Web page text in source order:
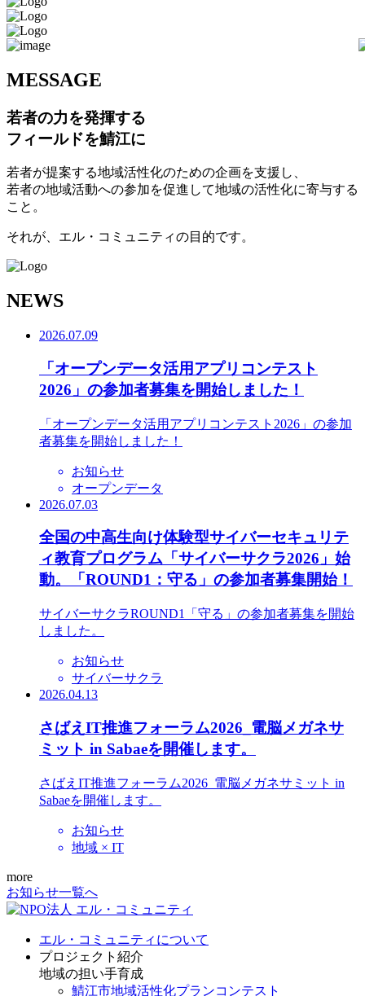
MESSAGE
若者の力を発揮する
フィールドを鯖江に
若者が提案する地域活性化のための企画を支援し、
若者の地域活動への参加を促進して地域の活性化に寄与する
こと。
それが、エル・コミュニティの目的です。
NEWS
2026.07.09
「オープンデータ活用アプリコンテスト
2026」の参加者募集を開始しました！
「オープンデータ活用アプリコンテスト2026」の参加
者募集を開始しました！
お知らせ
オープンデータ
2026.07.03
全国の中高生向け体験型サイバーセキュリテ
ィ教育プログラム「サイバーサクラ2026」始
動。「ROUND1：守る」の参加者募集開始！
サイバーサクラROUND1「守る」の参加者募集を開始
しました。
お知らせ
サイバーサクラ
2026.04.13
さばえIT推進フォーラム2026_電脳メガネサ
ミット in Sabaeを開催します。
さばえIT推進フォーラム2026_電脳メガネサミット in
Sabaeを開催します。
お知らせ
地域 × IT
more
お知らせ一覧へ
エル・コミュニティについて
プロジェクト紹介
地域の担い手育成
鯖江市地域活性化プランコンテスト